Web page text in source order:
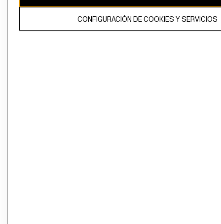
El contenido de esta página web está protegido por copyright y es
propiedad de H&M Hennes & Mauritz AB.CONFIGURACIÓN DE COOKIES Y SERVICIOS